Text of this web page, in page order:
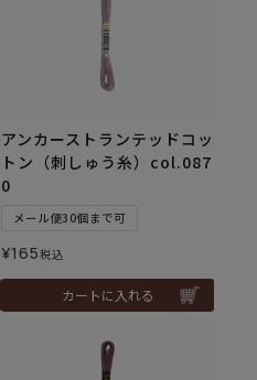
アンカーストランテッドコッ
トン（刺しゅう糸）col.087
0
メール便30個まで可
¥165税込
カートに入れる